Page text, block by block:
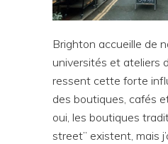
Brighton accueille de
universités et ateliers
ressent cette forte
des boutiques, cafés
oui, les boutiques
street” existent, mais